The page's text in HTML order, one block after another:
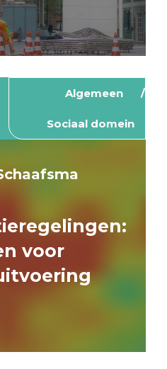
Algemeen
Sociaal domein
voor